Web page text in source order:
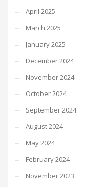
April 2025
March 2025
January 2025
December 2024
November 2024
October 2024
September 2024
August 2024
May 2024
February 2024
November 2023